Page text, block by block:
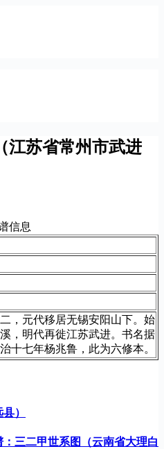
江苏省常州市武进
信息
，元代移居无锡安阳山下。始
，明代再徙江苏武进。书名据
十七年杨兆鲁，此为六修本。
）
三二甲世系图（云南省大理白